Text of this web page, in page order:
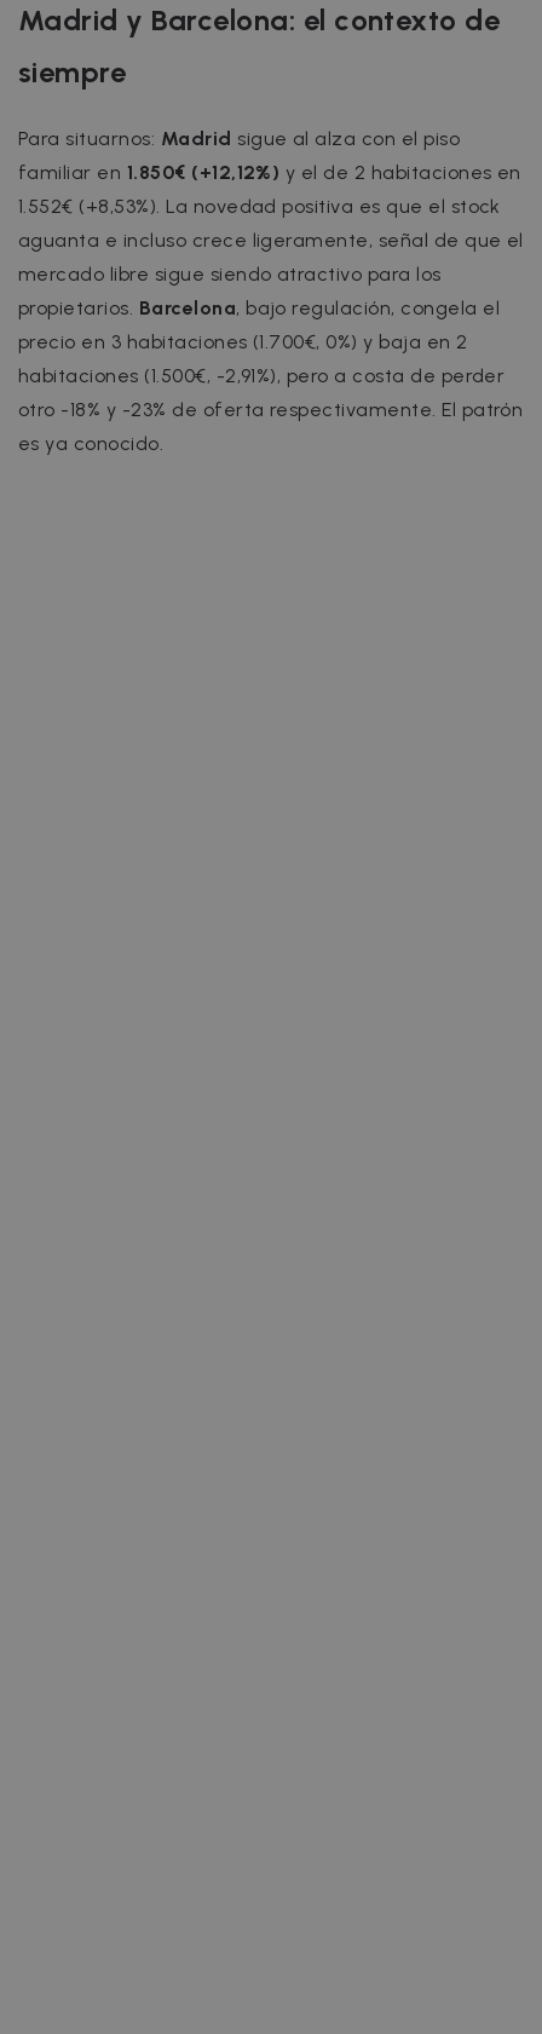
Madrid y Barcelona: el contexto de
siempre
Para situarnos: Madrid sigue al alza con el piso
familiar en 1.850€ (+12,12%) y el de 2 habitaciones en
1.552€ (+8,53%). La novedad positiva es que el stock
aguanta e incluso crece ligeramente, señal de que el
mercado libre sigue siendo atractivo para los
propietarios. Barcelona, bajo regulación, congela el
precio en 3 habitaciones (1.700€, 0%) y baja en 2
habitaciones (1.500€, -2,91%), pero a costa de perder
otro -18% y -23% de oferta respectivamente. El patrón
es ya conocido.